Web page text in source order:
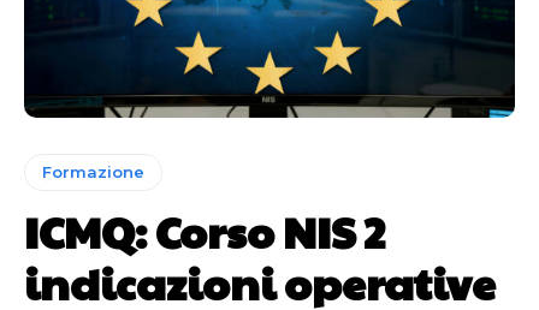
Formazione
ICMQ: Corso NIS 2
indicazioni operative